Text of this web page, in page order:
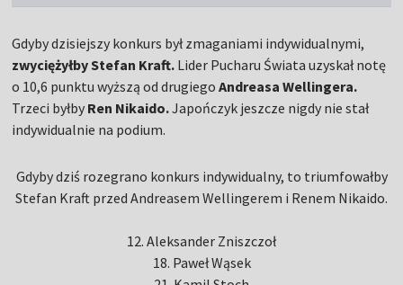
Gdyby dzisiejszy konkurs był zmaganiami indywidualnymi,
zwyciężyłby Stefan Kraft. Lider Pucharu Świata uzyskał notę
o 10,6 punktu wyższą od drugiego Andreasa Wellingera.
Trzeci byłby Ren Nikaido.Japończyk jeszcze nigdy nie stał
indywidualnie na podium.
Gdyby dziś rozegrano konkurs indywidualny, to triumfowałby
Stefan Kraft przed Andreasem Wellingerem i Renem Nikaido.
12. Aleksander Zniszczoł
18. Paweł Wąsek